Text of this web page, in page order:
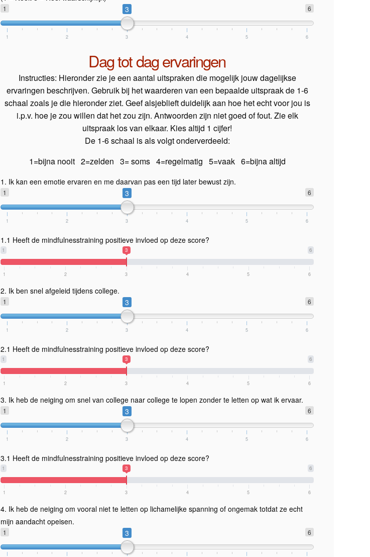
1 6
3
1 2 3 4 5 6
Dag tot dag ervaringen
Instructies: Hieronder zie je een aantal uitspraken die mogelijk jouw dagelijkse
ervaringen beschrijven. Gebruik bij het waarderen van een bepaalde uitspraak de 1-6
schaal zoals je die hieronder ziet. Geef alsjeblieft duidelijk aan hoe het echt voor jou is
i.p.v. hoe je zou willen dat het zou zijn. Antwoorden zijn niet goed of fout. Zie elk
uitspraak los van elkaar. Kies altijd 1 cijfer!
De 1-6 schaal is als volgt onderverdeeld:
1=bijna nooit 2=zelden 3= soms 4=regelmatig 5=vaak 6=bijna altijd
1. Ik kan een emotie ervaren en me daarvan pas een tijd later bewust zijn.
1 6
3
1 2 3 4 5 6
1.1 Heeft de mindfulnesstraining positieve invloed op deze score?
1 6
3
1 2 3 4 5 6
2. Ik ben snel afgeleid tijdens college.
1 6
3
1 2 3 4 5 6
2.1 Heeft de mindfulnesstraining positieve invloed op deze score?
1 6
3
1 2 3 4 5 6
3. Ik heb de neiging om snel van college naar college te lopen zonder te letten op wat ik ervaar.
1 6
3
1 2 3 4 5 6
3.1 Heeft de mindfulnesstraining positieve invloed op deze score?
1 6
3
1 2 3 4 5 6
4. Ik heb de neiging om vooral niet te letten op lichamelijke spanning of ongemak totdat ze echt
mijn aandacht opeisen.
1 6
3